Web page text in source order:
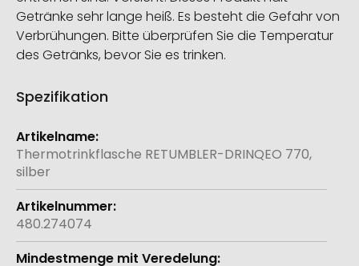
Getränke sehr lange heiß. Es besteht die Gefahr von
Verbrühungen. Bitte überprüfen Sie die Temperatur
des Getränks, bevor Sie es trinken.
Spezifikation
Weitere
Informationen
Thermotrinkflasche RETUMBLER-DRINQEO 770,
silber
480.274074